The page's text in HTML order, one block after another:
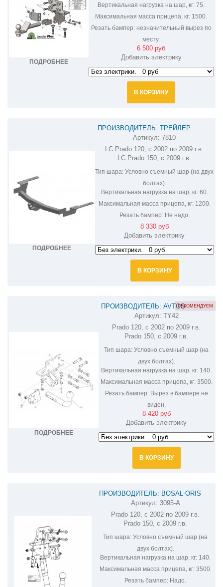
ПОДРОБНЕЕ
Вертикальная нагрузка на шар, кг: 75.
Максимальная масса прицепа, кг: 1500.
Резать бампер:незначительный вырез по
месту.
6 500 руб
Добавить электрику
В КОРЗИНУ
ПОДРОБНЕЕ
ПРОИЗВОДИТЕЛЬ: ТРЕЙЛЕР
ФАРКОП НА TOYOTA LAND CRUISER
PRADO 150 7810
Артикул: 7810
LC Prado 120, с 2002 по 2009 г.в.
LC Prado 150, с 2009 г.в.
Тип шара: Условно съемный шар (на двух
болтах).
Вертикальная нагрузка на шар, кг:60.
Максимальная масса прицепа, кг:1200.
Резать бампер:Не надо.
8 330 руб
Добавить электрику
В КОРЗИНУ
ПОДРОБНЕЕ
ПРОИЗВОДИТЕЛЬ: AVTOS
ФАРКОП НА TOYOTA LAND CRUISER
PRADO TY42
Артикул: TY42
Prado 120, с 2002 по 2009 г.в.
Prado 150, с 2009 г.в.
Тип шара: Условно съемный шар (на
двух болтах).
Вертикальная нагрузка на шар, кг: 140.
Максимальная масса прицепа, кг:3500.
Резать бампер:Вырез в бампере не
виден.
РЕКОМЕНДУЕМ
8 420 руб
Добавить электрику
В КОРЗИНУ
ПРОИЗВОДИТЕЛЬ: BOSAL-ORIS
ФАРКОП НА TOYOTA LAND CRUISER
PRADO 3095-A
Артикул: 3095-A
Prado 120, с 2002 по 2009 г.в.
Prado 150, с 2009 г.в.
Тип шара: Условно съемный шар (на
двух болтах).
Вертикальная нагрузка на шар, кг: 140.
Максимальная масса прицепа, кг:3500.
Резать бампер: Надо.